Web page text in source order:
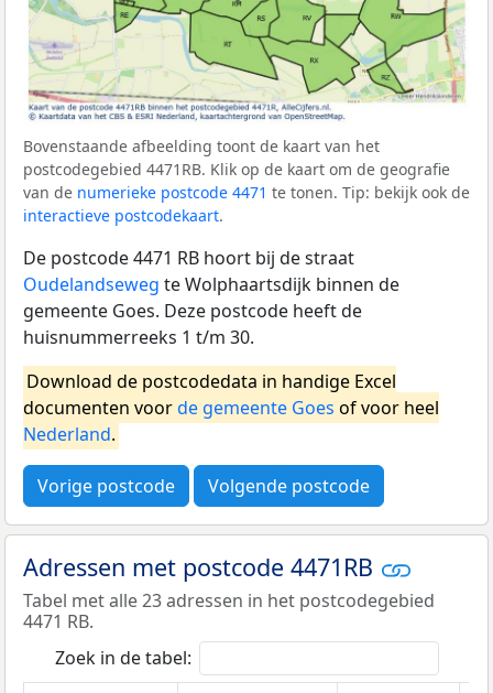
Bovenstaande afbeelding toont de kaart van het
postcodegebied 4471RB. Klik op de kaart om de geografie
van de numerieke postcode 4471 te tonen. Tip: bekijk ook de
interactieve postcodekaart.
De postcode 4471 RB hoort bij de straat
Oudelandseweg te Wolphaartsdijk binnen de
gemeente Goes. Deze postcode heeft de
huisnummerreeks 1 t/m 30.
Download de postcodedata in handige Excel
documenten voorde gemeente Goes of voor heel
Nederland.
Vorige postcode Volgende postcode
Adressen met postcode 4471RB
Tabel met alle 23 adressen in het postcodegebied
4471 RB.
Zoek in de tabel: